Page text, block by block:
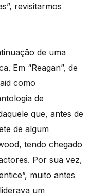
revisitarmos
de uma
Em “Reagan”, de
como
de
que, antes de
de algum
tendo chegado
Por sua vez,
muito antes
um